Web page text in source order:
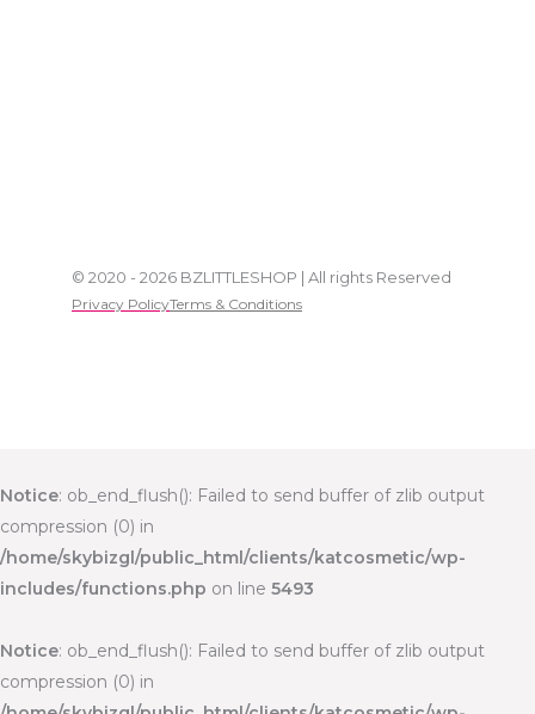
© 2020 - 2026 BZLITTLESHOP | All rights Reserved
Privacy PolicyTerms & Conditions
Notice: ob_end_flush(): Failed to send buffer of zlib output
compression (0) in
/home/skybizgl/public_html/clients/katcosmetic/wp-
includes/functions.php on line 5493
Notice: ob_end_flush(): Failed to send buffer of zlib output
compression (0) in